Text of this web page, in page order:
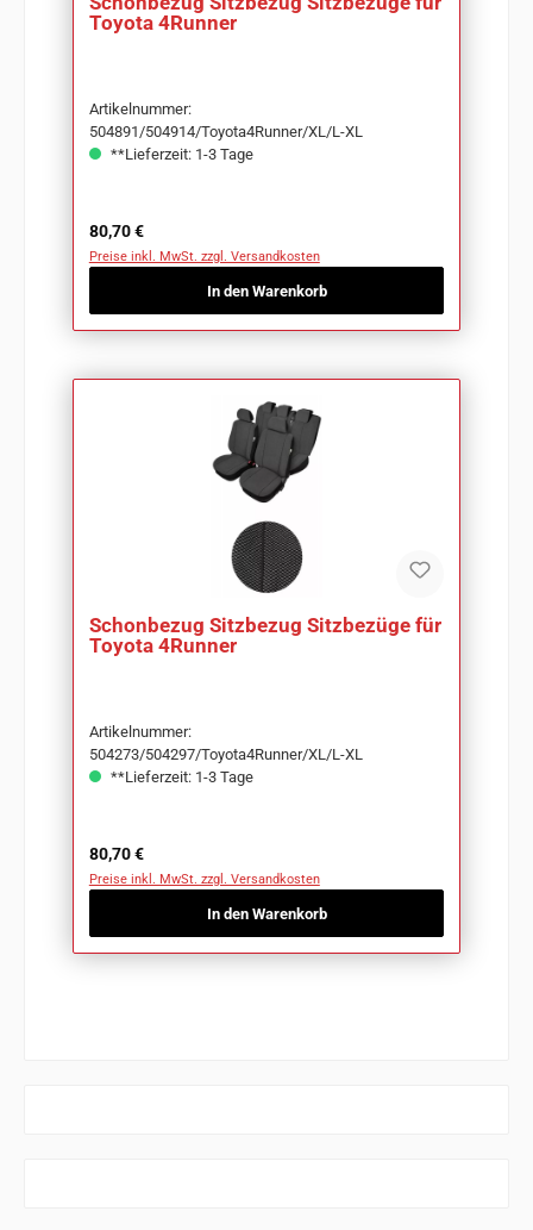
Toyota 4Runner
Artikelnummer:
504891/504914/Toyota4Runner/XL/L-XL
**Lieferzeit: 1-3 Tage
Regulärer Preis:
80,70 €
Preise inkl. MwSt. zzgl. Versandkosten
In den Warenkorb
Schonbezug Sitzbezug Sitzbezüge für
Toyota 4Runner
Artikelnummer:
504273/504297/Toyota4Runner/XL/L-XL
**Lieferzeit: 1-3 Tage
Regulärer Preis:
80,70 €
Preise inkl. MwSt. zzgl. Versandkosten
In den Warenkorb